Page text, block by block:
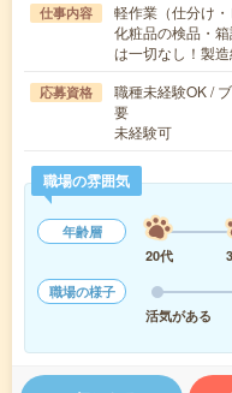
仕事内容
軽作業（仕分け
化粧品の検品・
は一切なし！製
応募資格
職種未経験OK /
要
未経験可
職場の雰囲気
年齢層
20代
職場の様子
活気がある